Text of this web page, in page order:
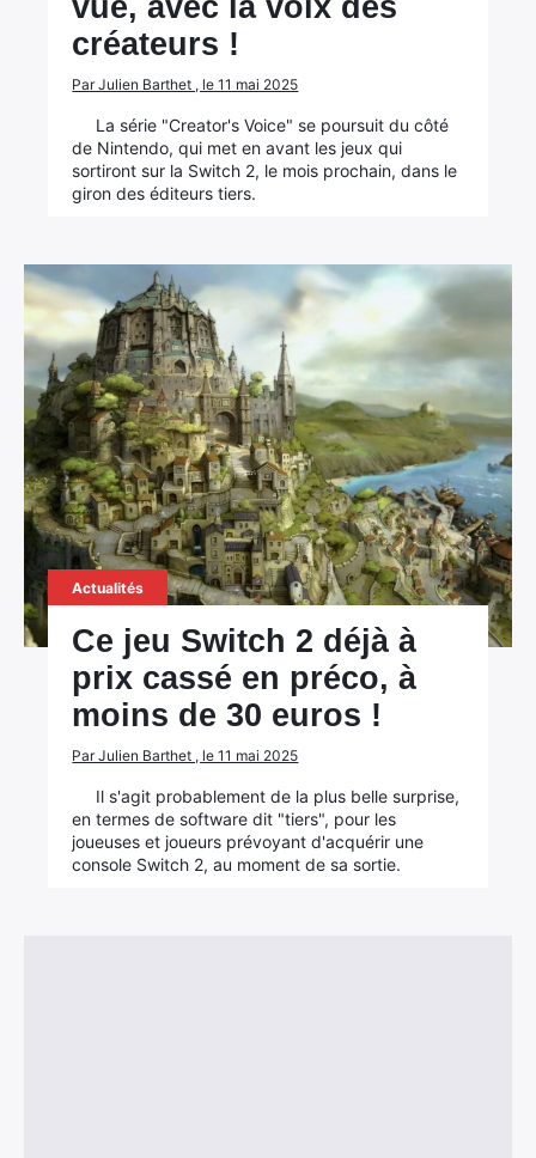
vue, avec la voix des
créateurs !
Par Julien Barthet , le 11 mai 2025
La série "Creator's Voice" se poursuit du côté
de Nintendo, qui met en avant les jeux qui
sortiront sur la Switch 2, le mois prochain, dans le
giron des éditeurs tiers.
Actualités
Ce jeu Switch 2 déjà à
prix cassé en préco, à
moins de 30 euros !
Par Julien Barthet , le 11 mai 2025
Il s'agit probablement de la plus belle surprise,
en termes de software dit "tiers", pour les
joueuses et joueurs prévoyant d'acquérir une
console Switch 2, au moment de sa sortie.